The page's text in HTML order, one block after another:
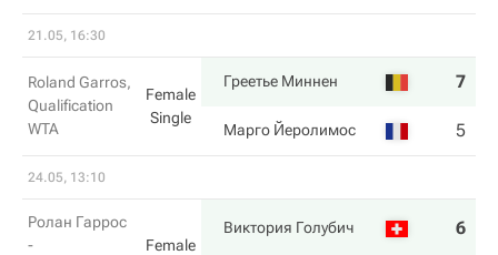
21.05, 16:30
Roland Garros,
Qualification
WTA
Female
Single
Греетье Миннен 7
Марго Йеролимос 5
24.05, 13:10
Ролан Гаррос
-
Female
Виктория Голубич 6